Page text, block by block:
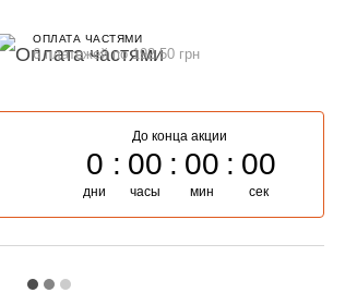
ОПЛАТА ЧАСТЯМИ
6 платежей по 192.50 грн
До конца акции
0
дни
00
часы
00
мин
00
сек